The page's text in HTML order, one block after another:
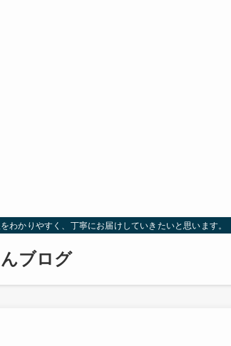
わかりやすく、丁寧にお届けしていきたいと思います。
ブログ